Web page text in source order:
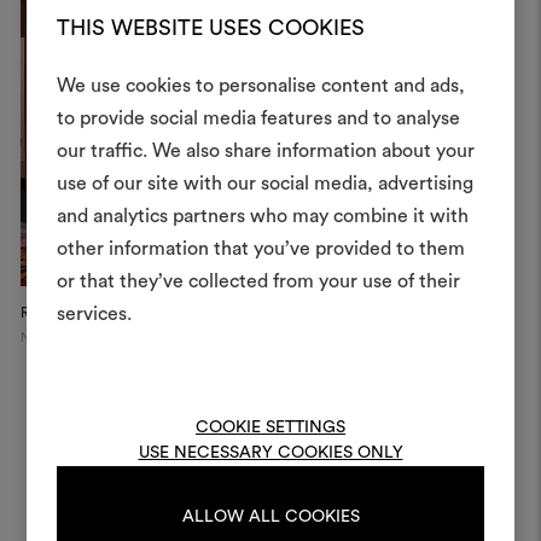
THIS WEBSITE USES COOKIES
We use cookies to personalise content and ads,
to provide social media features and to analyse
our traffic. We also share information about your
use of our site with our social media, advertising
and analytics partners who may combine it with
other information that you’ve provided to them
or that they’ve collected from your use of their
services.
COOKIE SETTINGS
USE NECESSARY COOKIES ONLY
ALLOW ALL COOKIES
Redemption Boutique
New York
Crea
Uno strumento interattivo
e condividere le tue idee,